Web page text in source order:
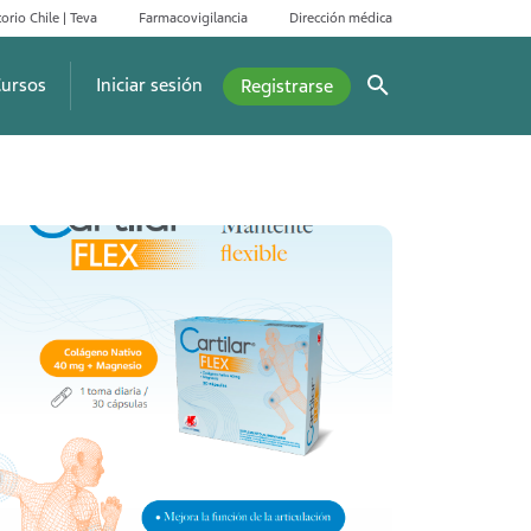
Chile | Teva Farmacovigilancia Dirección médica
Iniciar sesión Registrarse